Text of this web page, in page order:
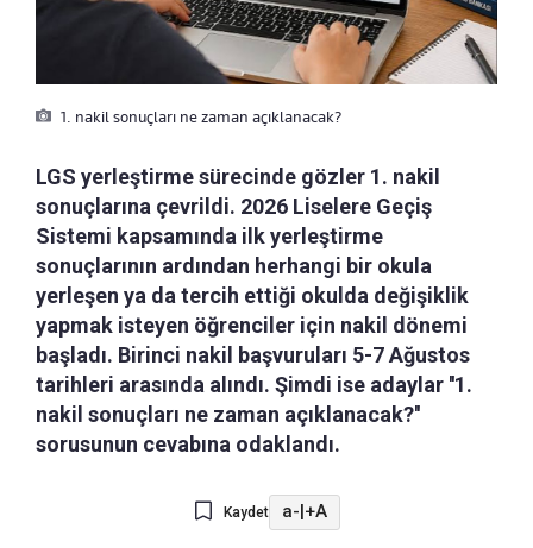
1. nakil sonuçları ne zaman açıklanacak?
LGS yerleştirme sürecinde gözler 1. nakil
sonuçlarına çevrildi. 2026 Liselere Geçiş
Sistemi kapsamında ilk yerleştirme
sonuçlarının ardından herhangi bir okula
yerleşen ya da tercih ettiği okulda değişiklik
yapmak isteyen öğrenciler için nakil dönemi
başladı. Birinci nakil başvuruları 5-7 Ağustos
tarihleri arasında alındı. Şimdi ise adaylar ''1.
nakil sonuçları ne zaman açıklanacak?''
sorusunun cevabına odaklandı.
Kaydet a-|+A